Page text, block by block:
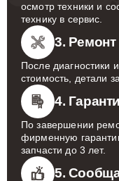
осмотр техники и
технику в сервис.
3. Ремонт
После диагностики
стоимость, детали
4.
По завершении
фирменную
запчасти до 3 лет.
5.